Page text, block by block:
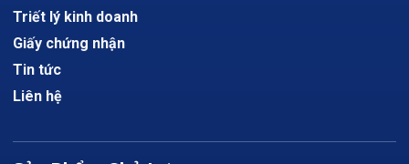
Triết lý kinh doanh
Giấy chứng nhận
Tin tức
Liên hệ